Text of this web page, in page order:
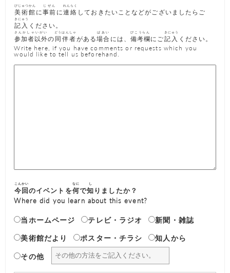
美術館
びじゅつかん
に事前
じぜん
に連絡
れんらく
しておきたいことなどがございましたらご
記入
きにゅう
ください。
参加者以外
さんかしゃいがい
の同伴者
どうはんしゃ
がある場合
ばあい
には、 備考欄
びこうらん
にご記入
きにゅう
ください。
Write here, if you have comments or requests which you
would like to tell us beforehand.
今回
こんかい
のイベントを何
なに
で知
し
りましたか？
Where did you learn about this event?
当ホームページ テレビ・ラジオ
新聞・雑誌
美術館だより
ポスター・チラシ
知人から
その他